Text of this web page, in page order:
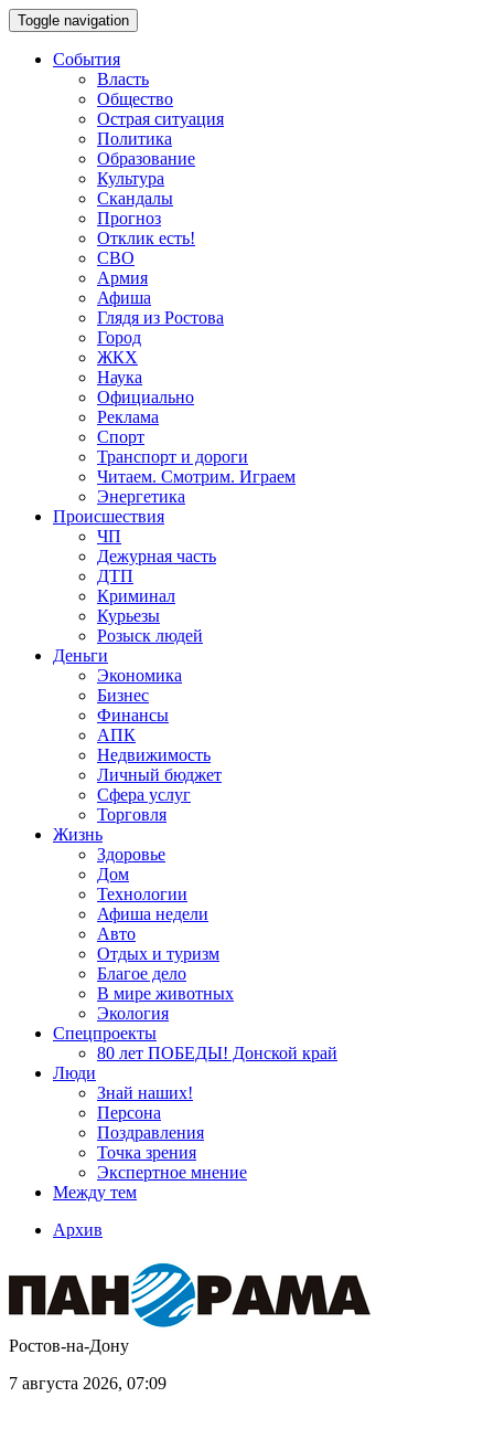
Toggle navigation
События
Власть
Общество
Острая ситуация
Политика
Образование
Культура
Скандалы
Прогноз
Отклик есть!
СВО
Армия
Афиша
Глядя из Ростова
Город
ЖКХ
Наука
Официально
Реклама
Спорт
Транспорт и дороги
Читаем. Смотрим. Играем
Энергетика
Происшествия
ЧП
Дежурная часть
ДТП
Криминал
Курьезы
Розыск людей
Деньги
Экономика
Бизнес
Финансы
АПК
Недвижимость
Личный бюджет
Сфера услуг
Торговля
Жизнь
Здоровье
Дом
Технологии
Афиша недели
Авто
Отдых и туризм
Благое дело
В мире животных
Экология
Спецпроекты
80 лет ПОБЕДЫ! Донской край
Люди
Знай наших!
Персона
Поздравления
Точка зрения
Экспертное мнение
Между тем
Архив
Ростов-на-Дону
7 августа 2026, 07:09